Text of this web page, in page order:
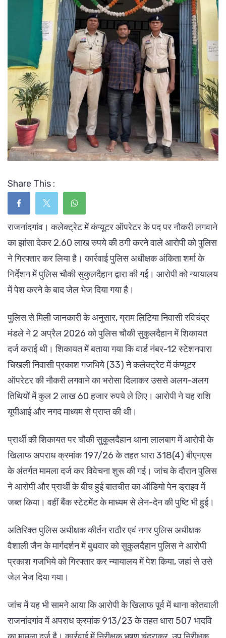
Share This :
राजनांदगांव। कलेक्ट्रेट में कंप्यूटर ऑपरेटर के पद पर नौकरी लगवाने
का झांसा देकर 2.60 लाख रुपये की ठगी करने वाले आरोपी को पुलिस
ने गिरफ्तार कर लिया है। कार्रवाई पुलिस अधीक्षक अंकिता शर्मा के
निर्देशन में पुलिस चौकी सुकुलदैहान द्वारा की गई। आरोपी को न्यायालय
में पेश करने के बाद जेल भेज दिया गया है।
पुलिस से मिली जानकारी के अनुसार, ग्राम लिटिया निवासी रविचंद्र
मंडले ने 2 अप्रैल 2026 को पुलिस चौकी सुकुलदैहान में शिकायत
दर्ज कराई थी। शिकायत में बताया गया कि वार्ड नंबर-12 स्टेशनपारा
चिखली निवासी प्रकाश गजभिये (33) ने कलेक्ट्रेट में कंप्यूटर
ऑपरेटर की नौकरी लगवाने का भरोसा दिलाकर उससे अलग-अलग
तिथियों में कुल 2 लाख 60 हजार रुपये ले लिए। आरोपी ने यह राशि
यूपीआई और नगद माध्यम से प्राप्त की थी।
प्रार्थी की शिकायत पर चौकी सुकुलदैहान थाना लालबाग में आरोपी के
खिलाफ अपराध क्रमांक 197/26 के तहत धारा 318(4) बीएनएस
के अंतर्गत मामला दर्ज कर विवेचना शुरू की गई। जांच के दौरान पुलिस
ने आरोपी और प्रार्थी के बीच हुई बातचीत का ऑडियो पेन ड्राइव में
जब्त किया। वहीं बैंक स्टेटमेंट के माध्यम से लेन-देन की पुष्टि भी हुई।
अतिरिक्त पुलिस अधीक्षक कीर्तन राठौर एवं नगर पुलिस अधीक्षक
वैशाली जैन के मार्गदर्शन में बुधवार को सुकुलदैहान पुलिस ने आरोपी
प्रकाश गजभिये को गिरफ्तार कर न्यायालय में पेश किया, जहां से उसे
जेल भेज दिया गया।
जांच में यह भी सामने आया कि आरोपी के खिलाफ पूर्व में थाना कोतवाली
राजनांदगांव में अपराध क्रमांक 913/23 के तहत धारा 507 भादवि